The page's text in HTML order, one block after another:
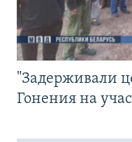
"Задерживали
Гонения на